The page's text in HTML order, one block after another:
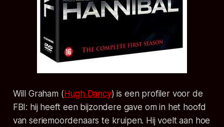
Will Graham (Hugh Dancy) is een profiler voor de
FBI: hij heeft een bijzondere gave om in het hoofd
van seriemoordenaars te kruipen. Hij voelt aan hoe